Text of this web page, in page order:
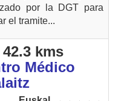
por la DGT para
el tramite...
42.3 kms
Médico